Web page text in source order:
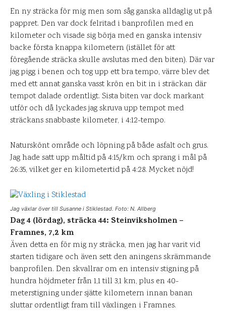
En ny sträcka för mig men som såg ganska alldaglig ut på
pappret. Den var dock felritad i banprofilen med en
kilometer och visade sig börja med en ganska intensiv
backe första knappa kilometern (istället för att
föregående sträcka skulle avslutas med den biten). Där var
jag pigg i benen och tog upp ett bra tempo, värre blev det
med ett annat ganska vasst krön en bit in i sträckan där
tempot dalade ordentligt. Sista biten var dock markant
utför och då lyckades jag skruva upp tempot med
sträckans snabbaste kilometer, i 4:12-tempo.
Naturskönt område och löpning på både asfalt och grus.
Jag hade satt upp måltid på 4:15/km och sprang i mål på
26:35, vilket ger en kilometertid på 4:28. Mycket nöjd!
Jag växlar över till Susanne i Stiklestad. Foto: N. Allberg
Dag 4 (lördag), sträcka 44: Steinviksholmen –
Framnes, 7,2 km
Även detta en för mig ny sträcka, men jag har varit vid
starten tidigare och även sett den aningens skrämmande
banprofilen. Den skvallrar om en intensiv stigning på
hundra höjdmeter från 1,1 till 3,1 km, plus en 40-
meterstigning under sjätte kilometern innan banan
sluttar ordentligt fram till växlingen i Framnes.